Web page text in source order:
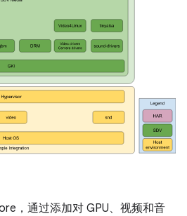
，通过添加对 GPU、视频和音